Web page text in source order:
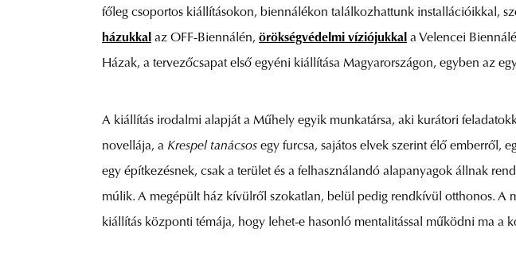
főleg csoportos kiállításokon, biennálékon találkozhattunk installációikkal,
házukkal az OFF-Biennálén, örökségvédelmi víziójukkal a Velencei
Házak, a tervezőcsapat első egyéni kiállítása Magyarországon, egyben az
A kiállítás irodalmi alapját a Műhely egyik munkatársa, aki kurátori
novellája, a Krespel tanácsos egy furcsa, sajátos elvek szerint élő emberről,
egy építkezésnek, csak a terület és a felhasználandó alapanyagok állnak
múlik. A megépült ház kívülről szokatlan, belül pedig rendkívül otthonos. A
kiállítás központi témája, hogy lehet-e hasonló mentalitással működni ma a